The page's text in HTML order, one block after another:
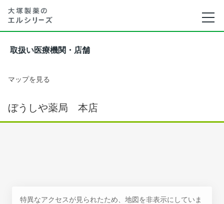
取扱い医療機関・店舗
マップを見る
ぼうしや薬局 本店
特異なアクセスが見られたため、地図を非表示にしていま